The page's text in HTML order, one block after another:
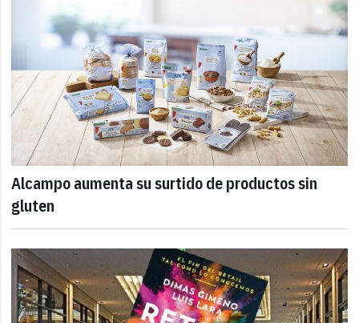
Alcampo aumenta su surtido de productos sin
gluten